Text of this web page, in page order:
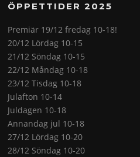
ÖPPETTIDER 2025
Premiär 19/12 fredag 10-18!
20/12 Lördag 10-15
21/12 Söndag 10-15
22/12 Måndag 10-18
23/12 Tisdag 10-18
Julafton 10-14
Juldagen 10-18
Annandag jul 10-18
27/12 Lördag 10-20
28/12 Söndag 10-20